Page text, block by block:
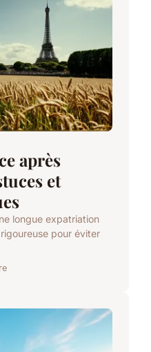
après
et
longue expatriation
pour éviter